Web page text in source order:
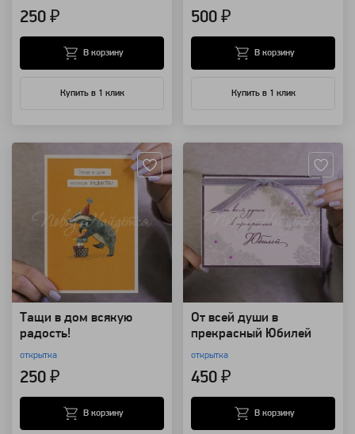
250 ₽
Купить в 1 клик
В корзину
500 ₽
Купить в 1 клик
В корзину
Тащи в дом всякую
радость!
открытка
250 ₽
В корзину
От всей души в
прекрасный Юбилей
открытка
450 ₽
В корзину